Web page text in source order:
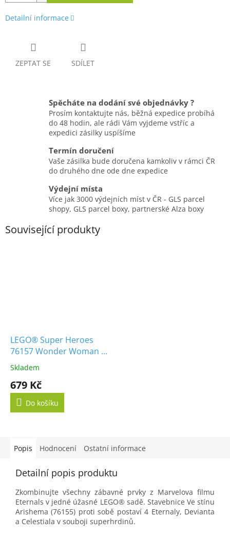
Detailní informace
ZEPTAT SE SDÍLET
Spěcháte na dodání své objednávky ?
Prosím kontaktujte nás, běžná expedice probíhá
do 48 hodin, ale rádi Vám vyjdeme vstříc a
expedici zásilky uspíšíme
Termín doručení
Vaše zásilka bude doručena kamkoliv v rámci ČR
do druhého dne ode dne expedice
Výdejní místa
Více jak 3000 výdejních míst v ČR - GLS parcel
shopy, GLS parcel boxy, partnerské Alza boxy
Související produkty
LEGO® Super Heroes
76157 Wonder Woman vs
Cheetah
Skladem
679 Kč
Do košíku
Popis Hodnocení Ostatní informace
Detailní popis produktu
Zkombinujte všechny zábavné prvky z Marvelova filmu
Eternals v jedné úžasné LEGO® sadě. Stavebnice Ve stínu
Arishema (76155) proti sobě postaví 4 Eternaly, Devianta
a Celestiala v souboji superhrdinů.